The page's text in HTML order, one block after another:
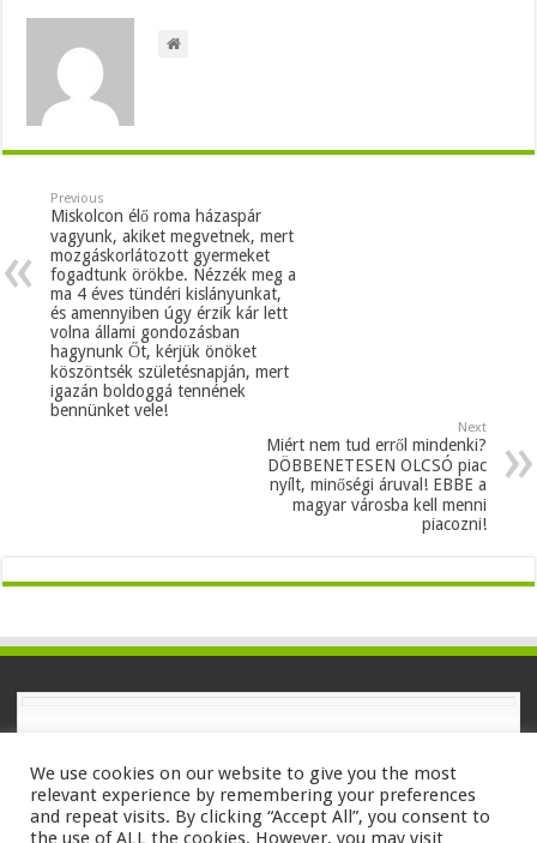
Previous
Miskolcon élő roma házaspár
vagyunk, akiket megvetnek, mert
mozgáskorlátozott gyermeket
fogadtunk örökbe. Nézzék meg a
ma 4 éves tündéri kislányunkat,
és amennyiben úgy érzik kár lett
volna állami gondozásban
hagynunk Őt, kérjük önöket
köszöntsék születésnapján, mert
igazán boldoggá tennének
bennünket vele!
Next
Miért nem tud erről mindenki?
DÖBBENETESEN OLCSÓ piac
nyílt, minőségi áruval! EBBE a
magyar városba kell menni
piacozni!
Powered by WordPress | Designed by TieLabs
We use cookies on our website to give you the most
relevant experience by remembering your preferences
and repeat visits. By clicking “Accept All”, you consent to
the use of ALL the cookies. However, you may visit